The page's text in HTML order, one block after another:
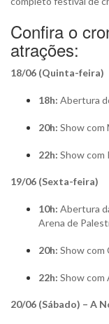
Confira o
atrações:
18/06 (Quinta-feira)
18h: Abertura
20h: Show com
22h: Show com
19/06 (Sexta-feira)
10h: Abertura
Arena de
20h: Show com
22h: Show com
20/06 (Sábado) – A